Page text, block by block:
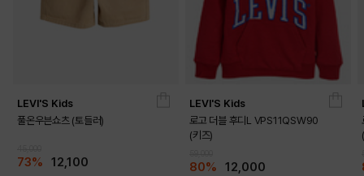
LEVI'S Kids
풀온우븐쇼츠 (토들러)
73% 12,100
LEVI'S Kids
로고 더블 후디L VPS11QSW90
(키즈)
80% 12,000